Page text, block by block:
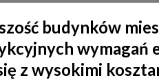
budynków
z wysokimi